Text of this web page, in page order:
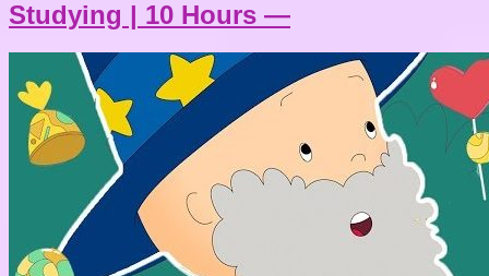
Studying | 10 Hours —